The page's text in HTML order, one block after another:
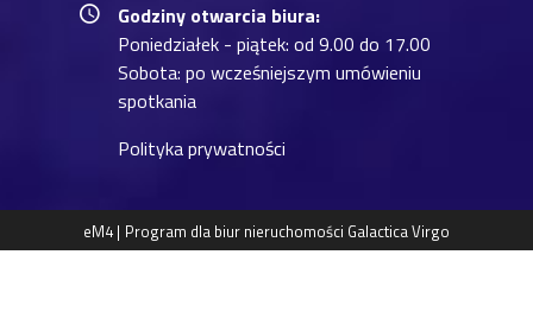
Godziny otwarcia biura:
Poniedziałek - piątek: od 9.00 do 17.00
Sobota: po wcześniejszym umówieniu
spotkania
Polityka prywatności
eM4 | Program dla biur nieruchomości Galactica Virgo